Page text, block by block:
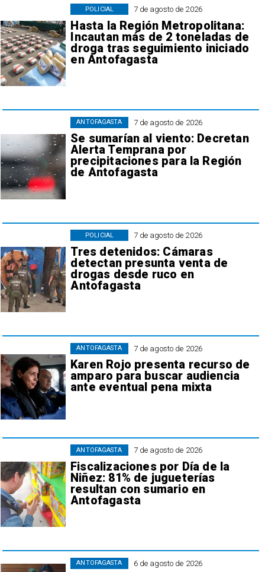
7 de agosto de 2026
Hasta la Región Metropolitana:
Incautan más de 2 toneladas de
droga tras seguimiento iniciado
en Antofagasta
POLICIAL
7 de agosto de 2026
Se sumarían al viento: Decretan
Alerta Temprana por
precipitaciones para la Región
de Antofagasta
ANTOFAGASTA
7 de agosto de 2026
Tres detenidos: Cámaras
detectan presunta venta de
drogas desde ruco en
Antofagasta
POLICIAL
7 de agosto de 2026
Karen Rojo presenta recurso de
amparo para buscar audiencia
ante eventual pena mixta
ANTOFAGASTA
7 de agosto de 2026
Fiscalizaciones por Día de la
Niñez: 81% de jugueterías
resultan con sumario en
Antofagasta
ANTOFAGASTA
6 de agosto de 2026
ANTOFAGASTA